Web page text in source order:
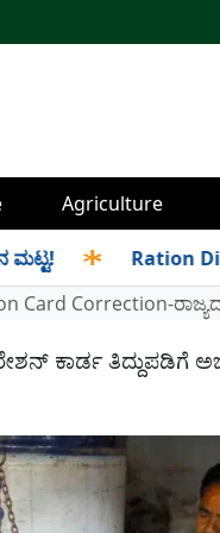
Agriculture
✱ Ration
Card Correction-
ಕಾರ್ಡ ತಿದ್ದುಪಡಿಗೆ